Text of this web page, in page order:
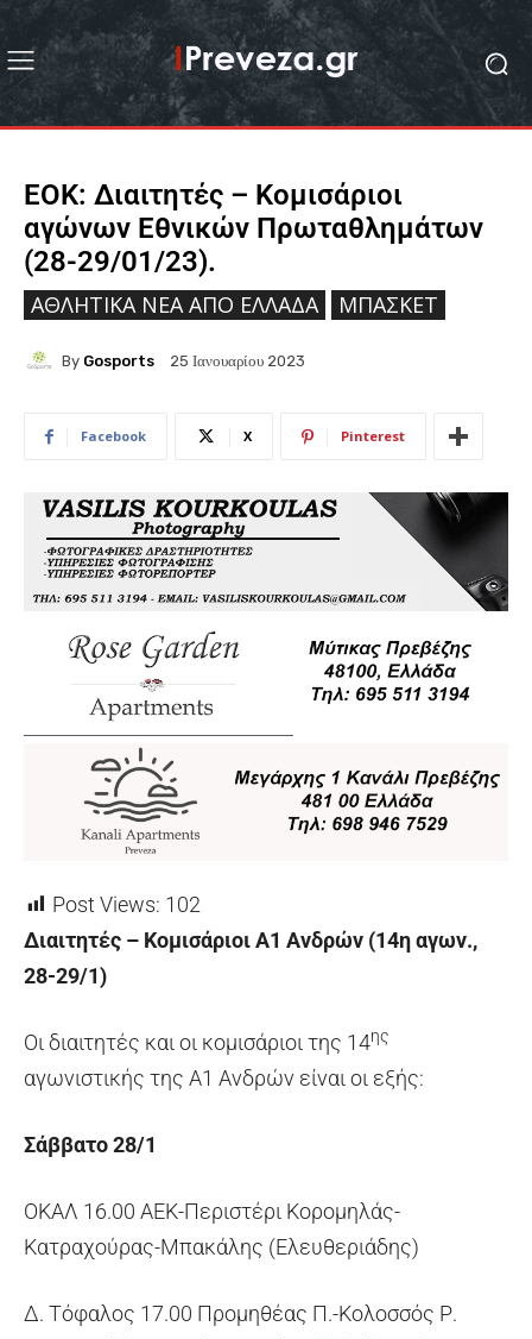
ΕΟΚ: Διαιτητές – Κομισάριοι
αγώνων Εθνικών Πρωταθλημάτων
(28-29/01/23).
ΑΘΛΗΤΙΚΆ ΝΈΑ ΑΠΟ ΕΛΛΆΔΑ ΜΠΆΣΚΕΤ
By Gosports 25 Ιανουαρίου 2023
Facebook X Pinterest
Post Views: 102
Διαιτητές – Κομισάριοι Α1 Ανδρών (14η αγων.,
28-29/1)
Οι διαιτητές και οι κομισάριοι της 14ης
αγωνιστικής της Α1 Ανδρών είναι οι εξής:
Σάββατο 28/1
ΟΚΑΛ 16.00 ΑΕΚ-Περιστέρι Κορομηλάς-
Κατραχούρας-Μπακάλης (Ελευθεριάδης)
Δ. Τόφαλος 17.00 Προμηθέας Π.-Κολοσσός Ρ.